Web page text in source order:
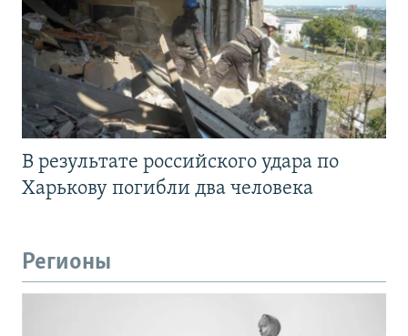
В результате российского удара по
Харькову погибли два человека
Регионы